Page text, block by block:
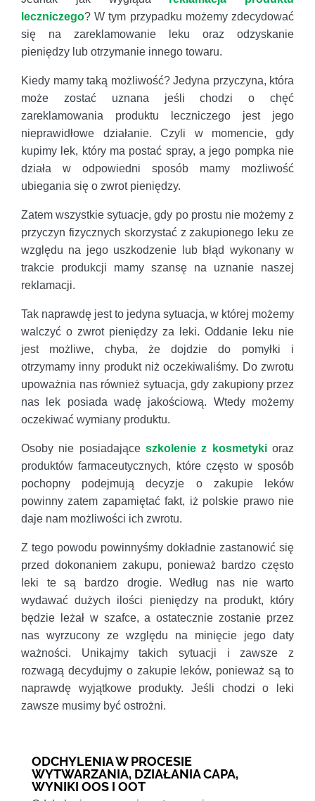
leczniczego? W tym przypadku możemy zdecydować
się na zareklamowanie leku oraz odzyskanie
pieniędzy lub otrzymanie innego towaru.
Kiedy mamy taką możliwość? Jedyna przyczyna, która
może zostać uznana jeśli chodzi o chęć
zareklamowania produktu leczniczego jest jego
nieprawidłowe działanie. Czyli w momencie, gdy
kupimy lek, który ma postać spray, a jego pompka nie
działa w odpowiedni sposób mamy możliwość
ubiegania się o zwrot pieniędzy.
Zatem wszystkie sytuacje, gdy po prostu nie możemy z
przyczyn fizycznych skorzystać z zakupionego leku ze
względu na jego uszkodzenie lub błąd wykonany w
trakcie produkcji mamy szansę na uznanie naszej
reklamacji.
Tak naprawdę jest to jedyna sytuacja, w której możemy
walczyć o zwrot pieniędzy za leki. Oddanie leku nie
jest możliwe, chyba, że dojdzie do pomyłki i
otrzymamy inny produkt niż oczekiwaliśmy. Do zwrotu
upoważnia nas również sytuacja, gdy zakupiony przez
nas lek posiada wadę jakościową. Wtedy możemy
oczekiwać wymiany produktu.
Osoby nie posiadające szkolenie z kosmetykioraz
produktów farmaceutycznych, które często w sposób
pochopny podejmują decyzje o zakupie leków
powinny zatem zapamiętać fakt, iż polskie prawo nie
daje nam możliwości ich zwrotu.
Z tego powodu powinnyśmy dokładnie zastanowić się
przed dokonaniem zakupu, ponieważ bardzo często
leki te są bardzo drogie. Według nas nie warto
wydawać dużych ilości pieniędzy na produkt, który
będzie leżał w szafce, a ostatecznie zostanie przez
nas wyrzucony ze względu na minięcie jego daty
ważności. Unikajmy takich sytuacji i zawsze z
rozwagą decydujmy o zakupie leków, ponieważ są to
naprawdę wyjątkowe produkty. Jeśli chodzi o leki
zawsze musimy być ostrożni.
ODCHYLENIA W PROCESIE
WYTWARZANIA, DZIAŁANIA CAPA,
WYNIKI OOS I OOT